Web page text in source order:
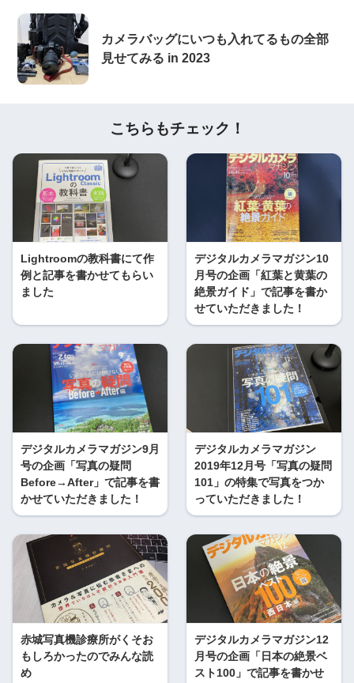
カメラバッグにいつも入れてるもの全部
見せてみる in 2023
こちらもチェック！
Lightroomの教科書にて作
例と記事を書かせてもらい
ました
デジタルカメラマガジン10
月号の企画「紅葉と黄葉の
絶景ガイド」で記事を書か
せていただきました！
デジタルカメラマガジン9月
号の企画「写真の疑問
Before→After」で記事を書
かせていただきました！
デジタルカメラマガジン
2019年12月号「写真の疑問
101」の特集で写真をつか
っていただきました！
赤城写真機診療所がくそお
もしろかったのでみんな読
め
デジタルカメラマガジン12
月号の企画「日本の絶景ベ
スト100」で記事を書かせ